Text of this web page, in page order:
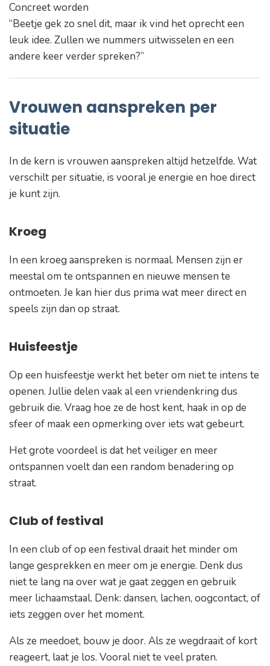
Concreet worden
“Beetje gek zo snel dit, maar ik vind het oprecht een
leuk idee. Zullen we nummers uitwisselen en een
andere keer verder spreken?”
Vrouwen aanspreken per
situatie
In de kern is vrouwen aanspreken altijd hetzelfde. Wat
verschilt per situatie, is vooral je energie en hoe direct
je kunt zijn.
Kroeg
In een kroeg aanspreken is normaal. Mensen zijn er
meestal om te ontspannen en nieuwe mensen te
ontmoeten. Je kan hier dus prima wat meer direct en
speels zijn dan op straat.
Huisfeestje
Op een huisfeestje werkt het beter om niet te intens te
openen. Jullie delen vaak al een vriendenkring dus
gebruik die. Vraag hoe ze de host kent, haak in op de
sfeer of maak een opmerking over iets wat gebeurt.
Het grote voordeel is dat het veiliger en meer
ontspannen voelt dan een random benadering op
straat.
Club of festival
In een club of op een festival draait het minder om
lange gesprekken en meer om je energie. Denk dus
niet te lang na over wat je gaat zeggen en gebruik
meer lichaamstaal. Denk: dansen, lachen, oogcontact, of
iets zeggen over het moment.
Als ze meedoet, bouw je door. Als ze wegdraait of kort
reageert, laat je los. Vooral niet te veel praten.